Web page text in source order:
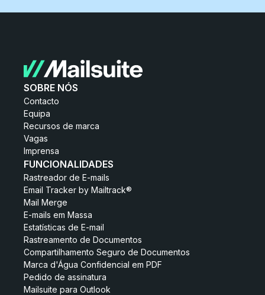
SOBRE NÓS
Contacto
Equipa
Recursos de marca
Vagas
Imprensa
FUNCIONALIDADES
Rastreador de E-mails
Email Tracker by Mailtrack®
Mail Merge
E-mails em Massa
Estatísticas de E-mail
Rastreamento de Documentos
Compartilhamento Seguro de Documentos
Marca d'Água Confidencial em PDF
Pedido de assinatura
Mailsuite para Outlook